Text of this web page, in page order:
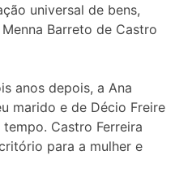
universal de bens,
Barreto de Castro
anos depois, a Ana
marido e de Décio Freire
Castro Ferreira
para a mulher e